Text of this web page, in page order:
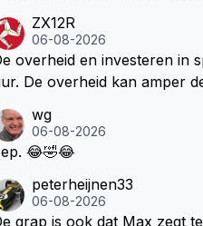
Veel gezelliger
ZX12R
06-08-2026
overheid en investeren in
De overheid kan amper
het best vergelijken met
Hood) welk achter de
stuiver te beroven.
een stuiver in Zandvoort
wg
06-08-2026
😂🤣😂
peterheijnen33
06-08-2026
grap is ook dat Max zegt